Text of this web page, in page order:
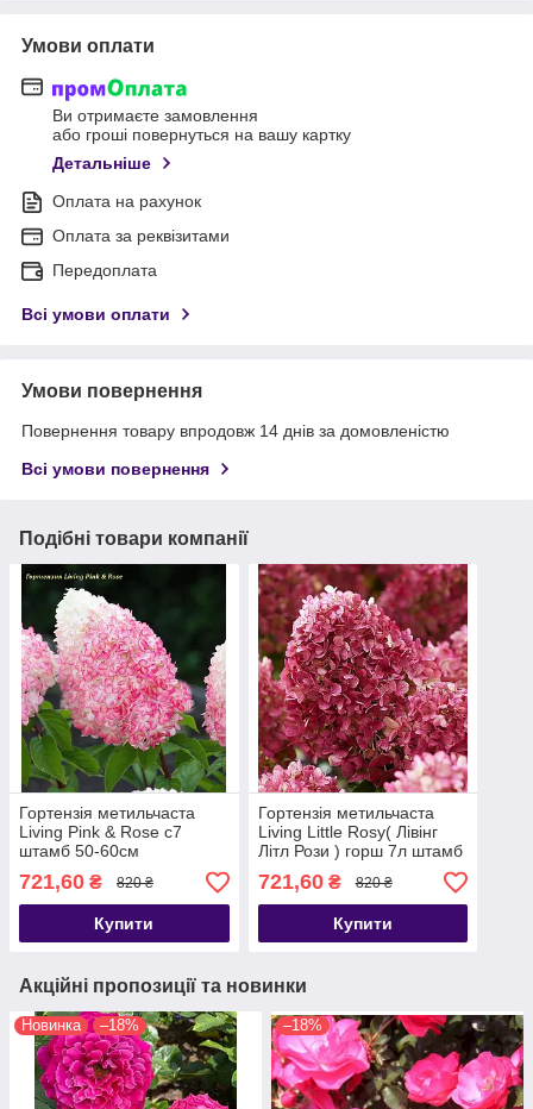
Умови оплати
Ви отримаєте замовлення
або гроші повернуться на вашу картку
Детальніше
Оплата на рахунок
Оплата за реквізитами
Передоплата
Всі умови оплати
Умови повернення
Повернення товару впродовж 14 днів за домовленістю
Всі умови повернення
Подібні товари компанії
Гортензія метильчаста
Living Pink & Rose с7
штамб 50-60см
721,60 ₴ 820 ₴
Купити
Гортензія метильчаста
Living Little Rosy( Лівінг
Літл Рози ) горш 7л штамб
50-60см
721,60₴ 820 ₴
Купити
Акційні пропозиції та новинки
Новинка –18% –18%